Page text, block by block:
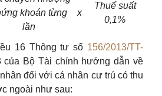
khoán từng
lần
x
Thuế suất
0,1%
16 Thông tư số 156/2013/TT-
của Bộ Tài chính hướng dẫn về
đối với cá nhân cư trú có thu
ngoài như sau: